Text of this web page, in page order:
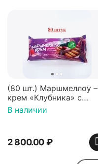
(80 шт.) Маршмеллоу –
крем «Клубника» с
палочками (ТМ
«Зефирный Лео»)
В наличии
2 800.00₽